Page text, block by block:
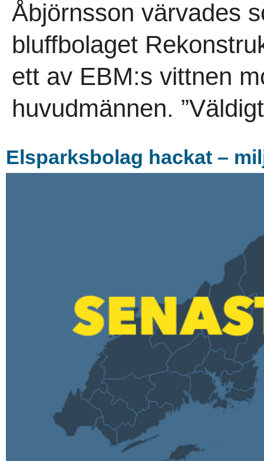
Åbjörnsson värvades
bluffbolaget
ett av EBM:s vittnen
huvudmännen.
Elsparksbolag hackat –